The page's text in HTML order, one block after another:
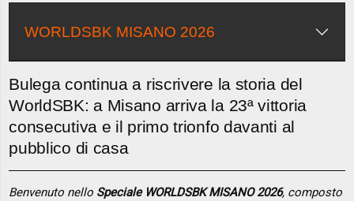
WORLDSBK MISANO 2026
Bulega continua a riscrivere la storia del
WorldSBK: a Misano arriva la 23ª vittoria
consecutiva e il primo trionfo davanti al
pubblico di casa
Benvenuto nello Speciale WORLDSBK MISANO 2026, composto